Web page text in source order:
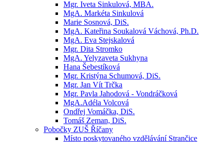
Mgr. Iveta Sinkulová, MBA.
MgA. Markéta Sinkulová
Marie Sosnová, DiS.
MgA. Kateřina Soukalová Váchová, Ph.D.
MgA. Eva Stejskalová
Mgr. Dita Stromko
MgA. Yelyzaveta Sukhyna
Hana Šebestíková
Mgr. Kristýna Schumová, DiS.
Mgr. Jan Vít Trčka
Mgr. Pavla Jahodová - Vondráčková
MgA.Adéla Volcová
Ondřej Vomáčka, DiS.
Tomáš Zeman, DiS.
Pobočky ZUŠ Říčany
Místo poskytovaného vzdělávání Strančice